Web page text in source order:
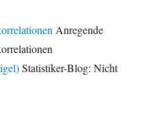
Anregende
Statistiker-Blog: Nicht